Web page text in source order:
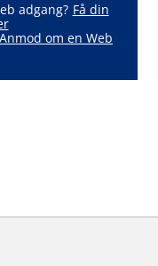
adgang? Få din
Anmod om en Web